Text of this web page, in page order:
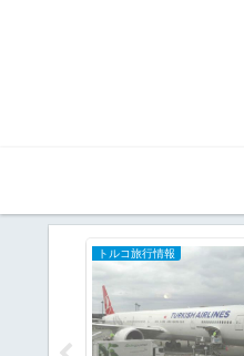
トルコ旅行情報